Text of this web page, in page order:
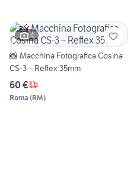
4
📸 Macchina Fotografica Cosina
CS-3 – Reflex 35mm
60 €
Roma (RM)